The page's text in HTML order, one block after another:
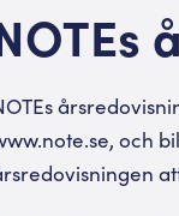
och